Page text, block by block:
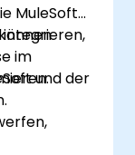
MuleSoft
im
und der